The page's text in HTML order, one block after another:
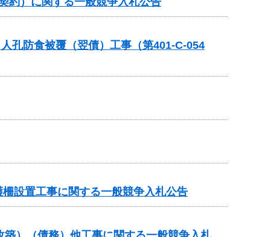
孔防食被覆（翌債）工事（第401-C-054
設置工事に関する一般競争入札公告